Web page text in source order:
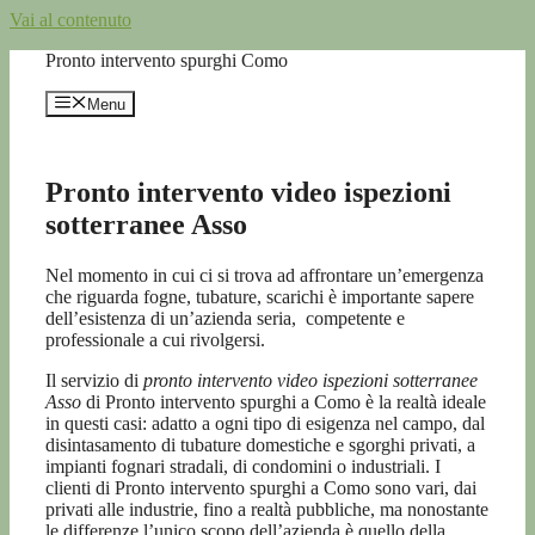
Vai al contenuto
Pronto intervento spurghi Como
Menu
Pronto intervento video ispezioni
sotterranee Asso
Nel momento in cui ci si trova ad affrontare un’emergenza
che riguarda fogne, tubature, scarichi è importante sapere
dell’esistenza di un’azienda seria, competente e
professionale a cui rivolgersi.
Il servizio di pronto intervento video ispezioni sotterranee
Asso di Pronto intervento spurghi a Como è la realtà ideale
in questi casi: adatto a ogni tipo di esigenza nel campo, dal
disintasamento di tubature domestiche e sgorghi privati, a
impianti fognari stradali, di condomini o industriali. I
clienti di Pronto intervento spurghi a Como sono vari, dai
privati alle industrie, fino a realtà pubbliche, ma nonostante